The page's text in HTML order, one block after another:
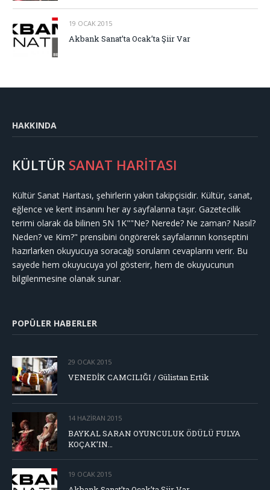
19 OCAK 2015
Akbank Sanat’ta Ocak’ta Şiir Var
HAKKINDA
KÜLTÜR SANAT HARİTASI
Kültür Sanat Haritası, şehirlerin yakın takipçisidir. Kültür, sanat,
eğlence ve kent insanını her ay sayfalarına taşır. Gazetecilik
terimi olarak da bilinen 5N 1K""Ne? Nerede? Ne zaman? Nasıl?
Neden? ve Kim?" prensibini öngörerek sayfalarının konseptini
hazırlarken okuyucuya soracağı soruların cevaplarını verir. Bu
sayede hem okuyucuya yol gösterir, hem de okuyucunun
bilgilenmesine olanak sunar.
POPÜLER HABERLER
29 OCAK 2015
VENEDİK CAMCILIĞI / Gülistan Ertik
14 HAZIRAN 2015
BAYKAL SARAN OYUNCULUK ÖDÜLÜ FULYA
KOÇAK’IN…
19 OCAK 2015